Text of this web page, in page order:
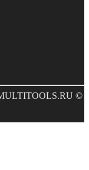
MULTITOOLS.RU ©